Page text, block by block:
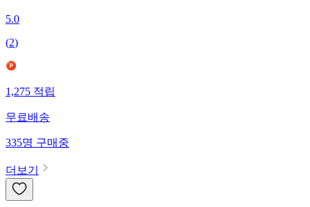
5.0
(2)
1,275적립
무료배송
335명구매중
더보기